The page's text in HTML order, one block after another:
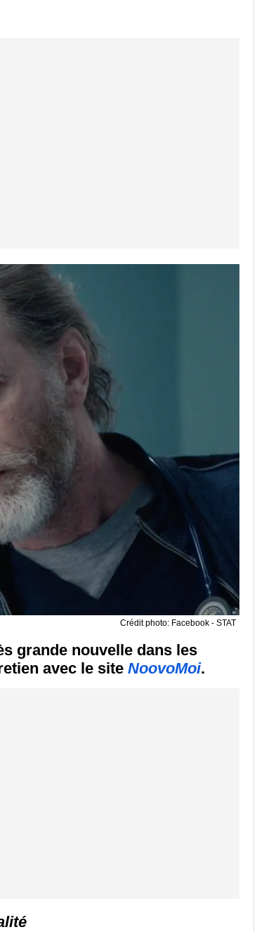
Crédit photo: Facebook - STAT
grande nouvelle dans les
avec le site NoovoMoi.